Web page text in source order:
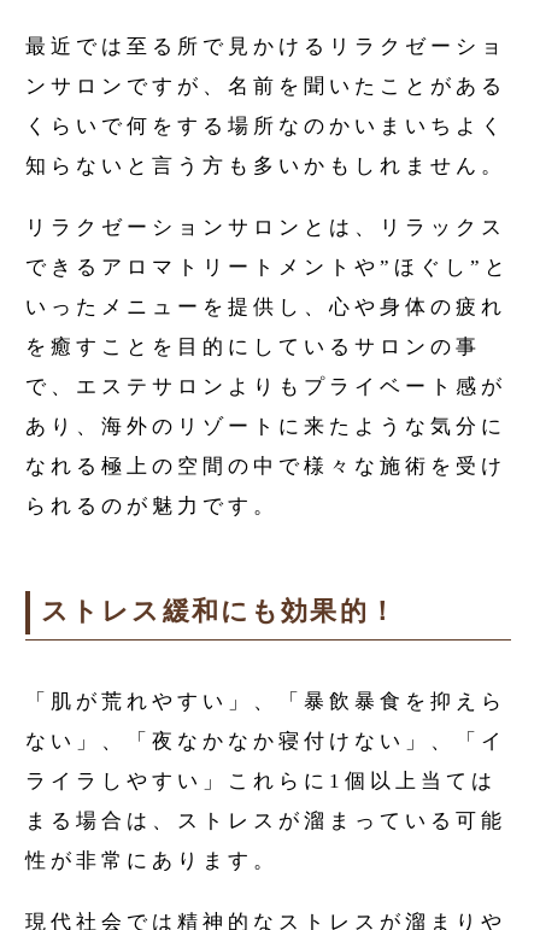
最近では至る所で見かけるリラクゼーショ
ンサロンですが、名前を聞いたことがある
くらいで何をする場所なのかいまいちよく
知らないと言う方も多いかもしれません。
リラクゼーションサロンとは、リラックス
できるアロマトリートメントや”ほぐし”と
いったメニューを提供し、心や身体の疲れ
を癒すことを目的にしているサロンの事
で、エステサロンよりもプライベート感が
あり、海外のリゾートに来たような気分に
なれる極上の空間の中で様々な施術を受け
られるのが魅力です。
ストレス緩和にも効果的！
「肌が荒れやすい」、「暴飲暴食を抑えら
ない」、「夜なかなか寝付けない」、「イ
ライラしやすい」これらに1個以上当ては
まる場合は、ストレスが溜まっている可能
性が非常にあります。
現代社会では精神的なストレスが溜まりや